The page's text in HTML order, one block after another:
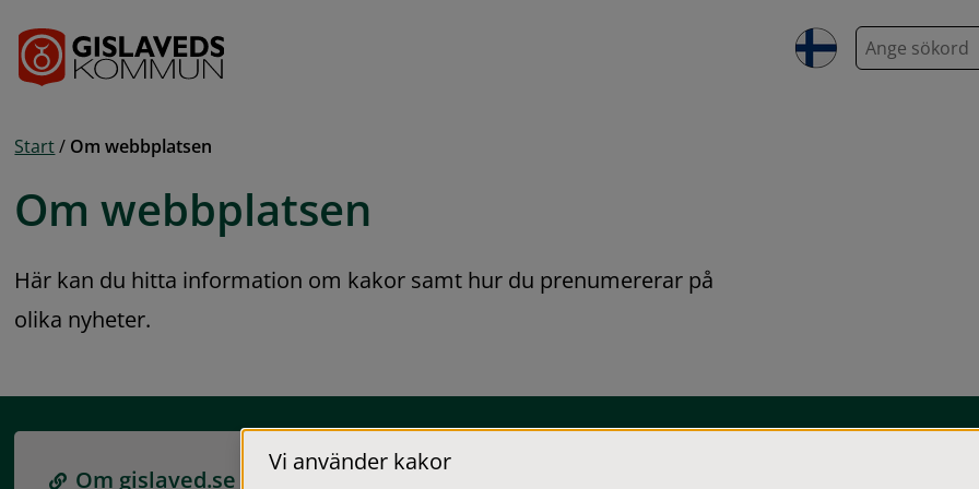
S
ö
Start / Om webbplatsen
Om webbplatsen
Här kan du hitta information om kakor samt hur du prenumererar på
olika nyheter.
Om gislaved.se
Vi använder kakor